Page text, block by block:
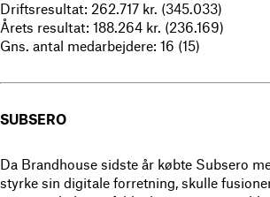
Driftsresultat: 262.717 kr. (345.033)
Årets resultat: 188.264 kr. (236.169)
Gns. antal medarbejdere: 16 (15)
SUBSERO
Da Brandhouse sidste år købte Subsero
styrke sin digitale forretning, skulle